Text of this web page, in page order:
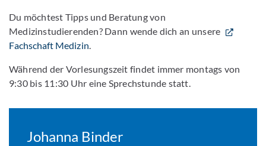
Du möchtest Tipps und Beratung von
Medizinstudierenden? Dann wende dich an unsere
Fachschaft Medizin.
Während der Vorlesungszeit findet immer montags von
9:30 bis 11:30 Uhr eine Sprechstunde statt.
Johanna Binder